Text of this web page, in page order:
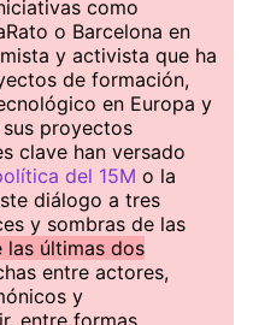
como
o Barcelona en
y activista que ha
de formación,
en Europa y
proyectos
clave han versado
del 15M o la
diálogo a tres
y sombras de las
últimas dos
entre actores,
y
entre formas